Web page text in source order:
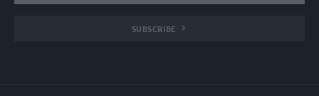
SUBSCRIBE